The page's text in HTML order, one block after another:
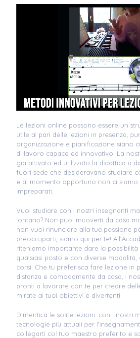
Le lezioni online possono essere un
utile al pari delle lezioni in presenza,
organizzazione e pianificazione siano
di lavoro capace ed innovativo. La
già attivato ed utilizzato la didattica a
fuori sede che desideravano studiare
e al momento opportuno non ci siamo
impreparati.
Vuoi studiare con i nostri insegnanti
lontano? Non puoi muoverti da casa
non vuoi rinunciare alla tua passione
preoccuparti, siamo qui per te!
riteniamo importante dare la possibilità
qualsiasi posto e con diverse modalità,
corsi. Che tu preferisca fare lezione in
distanza e comodamente da casa, i
pronti a lavorare con te per creare
mirate ai tuoi obiettivi e divertenti.
Dimentica le solite lezioni: con i nostri
tecnologie più attuali per
collegarti col tuo maestro preferito e